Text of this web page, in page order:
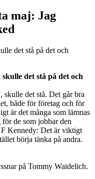
maj: Jag
det stå på det och
det stå på det och
skulle det stå. Det går bra
både för företag och för
är det många som lämnas
de som jobbar den
F Kennedy: Det är viktigt
börja tänka på andra.
på Tommy Waidelich.